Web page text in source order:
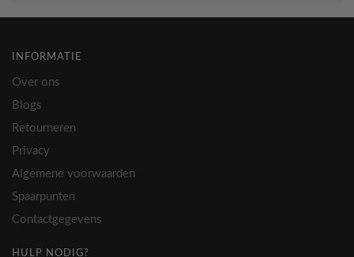
INFORMATIE
Over ons
Blogs
Retourneren
Privacy
Algemene voorwaarden
Spaarpunten
Contactgegevens
HULP NODIG?